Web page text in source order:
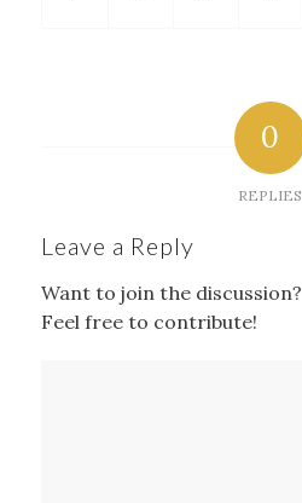
0
REPLIES
Leave a Reply
Want to join the discussion?
Feel free to contribute!